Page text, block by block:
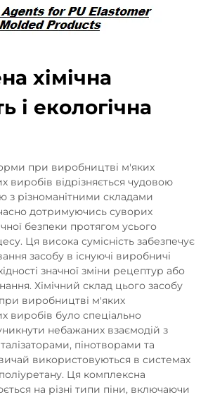
хімічна
і екологічна
при виробництві м'яких
виробів відрізняється чудовою
з різноманітними складами
дотримуючись суворих
безпеки протягом усього
Ця висока сумісність забезпечує
засобу в існуючі виробничі
значної зміни рецептур або
Хімічний склад цього засобу
виробництві м'яких
виробів було спеціально
небажаних взаємодій з
пінотворами та
використовуються в системах
Ця комплексна
на різні типи піни, включаючи